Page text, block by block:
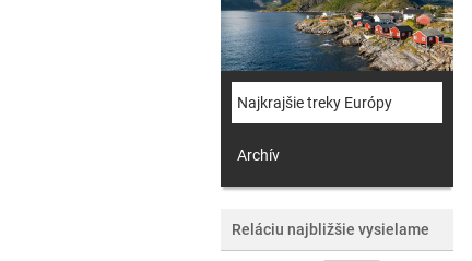
Najkrajšie treky Európy
Archív
Reláciu najbližšie vysielame